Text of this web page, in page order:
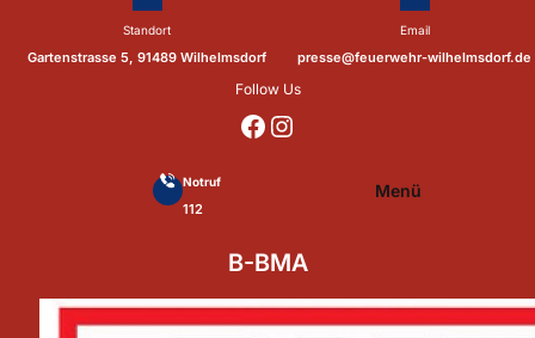
Standort
Gartenstrasse 5, 91489 Wilhelmsdorf
Email
presse@feuerwehr-wilhelmsdorf.de
Follow Us
https://www.facebook.com/p/Feuerwehr-Wilhelmsdorf-Mfr-100041655560073/?locale=de_DE https://www.instagram.com/feuerwehr_wilhelmsdorf_mfr/
Notruf
112
Menü
B-BMA